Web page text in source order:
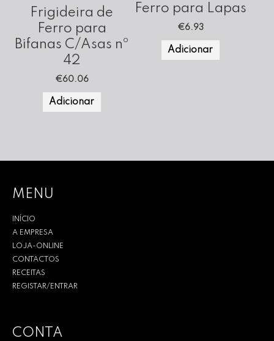
Frigideira de
Ferro para
Bifanas C/Asas nº
42
€60.06
Adicionar
Ferro para Lapas
€6.93
Adicionar
MENU
INÍCIO
A EMPRESA
LOJA-ONLINE
CONTACTOS
RECEITAS
REGISTAR/ENTRAR
CONTA